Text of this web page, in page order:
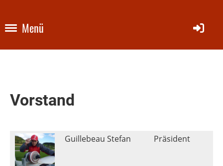
Menü
Vorstand
Guillebeau Stefan Präsident